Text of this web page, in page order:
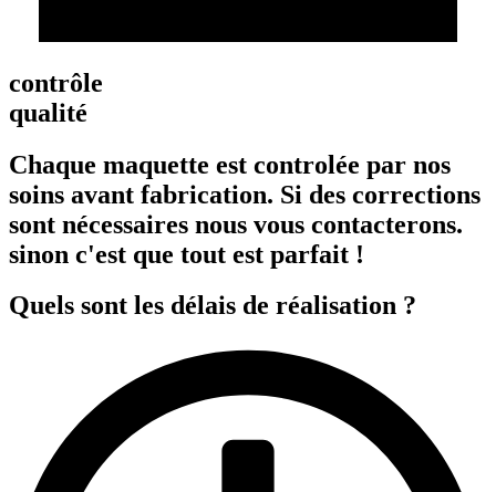
contrôle
qualité
Chaque maquette est controlée par nos
soins avant fabrication. Si des corrections
sont nécessaires nous vous contacterons.
sinon c'est que tout est parfait !
Quels sont les délais de réalisation ?